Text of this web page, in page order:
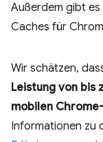
Außerdem gibt
Caches für
Wir schätzen,
Leistung von bis
mobilen
Informationen zu